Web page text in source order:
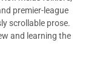
premier-league
scrollable prose.
and learning the